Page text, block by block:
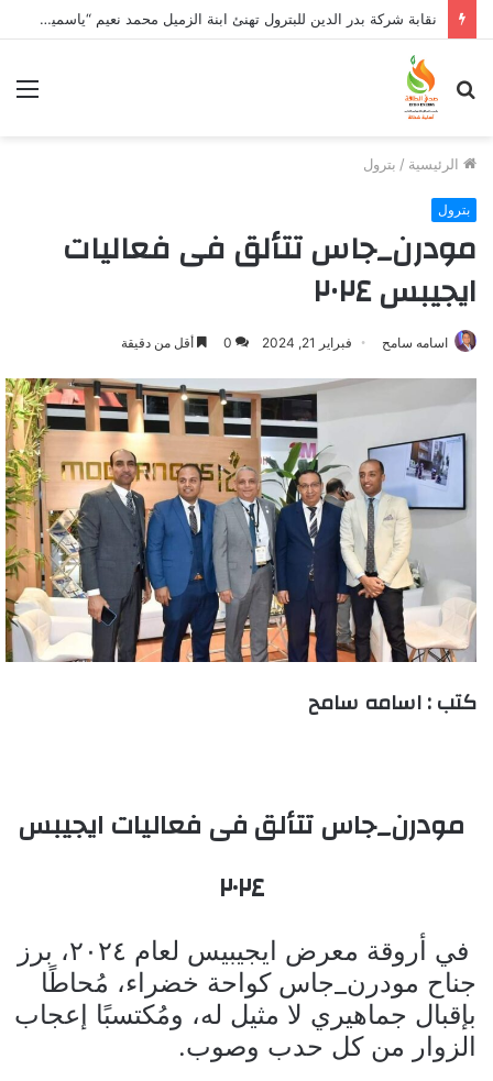
وزير البترول والثروة المعدنية يبحث مع إكسون موبيل العالمية آليات تنفيذ مذكرة التفاهم لربط اكتشافات الشركة في قبرص بالبنية التحتية المصرية
بحث
عن
الرئيسية / بترول
بترول
مودرن_جاس تتألق فى فعاليات
ايجيبس ٢٠٢٤
اسامه سامح فبراير 21, 2024 0 أقل من دقيقة
كتب : اسامه سامح
مودرن_جاس تتألق فى فعاليات ايجيبس
٢٠٢٤
في أروقة معرض ايجيبيس لعام ٢٠٢٤، برز
جناح مودرن_جاس كواحة خضراء، مُحاطًا
بإقبال جماهيري لا مثيل له، ومُكتسبًا إعجاب
الزوار من كل حدب وصوب.